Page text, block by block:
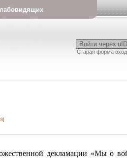
Войти через uID
Старая форма
декламации «Мы о